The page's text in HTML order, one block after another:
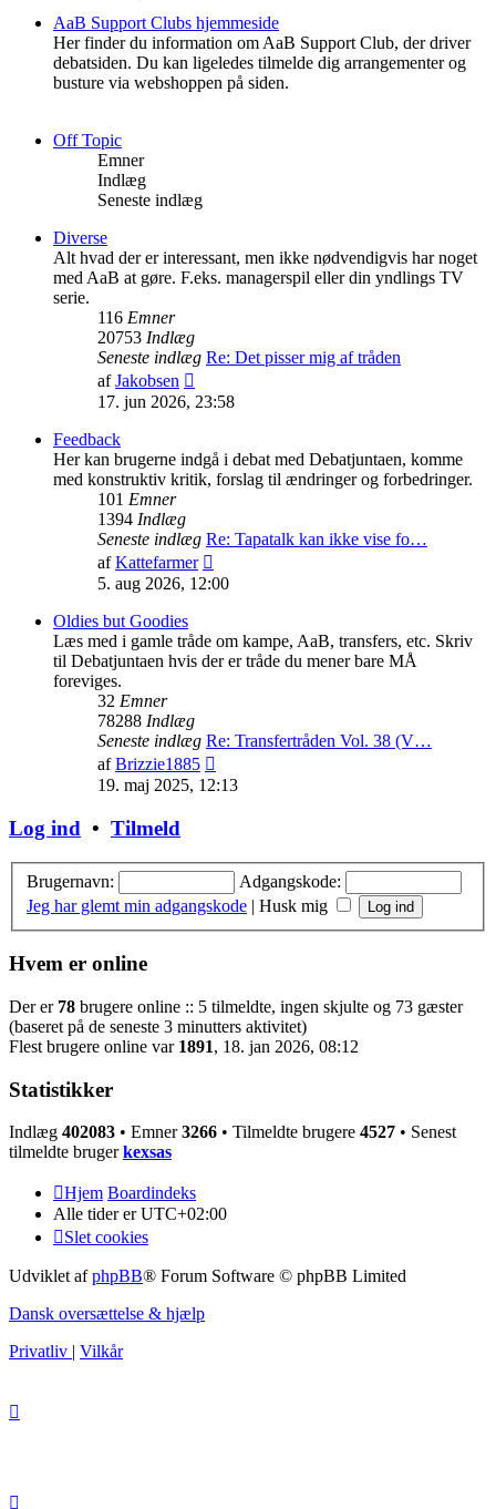
indlæg
AaB Support Clubs hjemmeside
Her finder du information om AaB Support Club, der driver
debatsiden. Du kan ligeledes tilmelde dig arrangementer og
busture via webshoppen på siden.
Off Topic
Emner
Indlæg
Seneste indlæg
Diverse
Alt hvad der er interessant, men ikke nødvendigvis har noget
med AaB at gøre. F.eks. managerspil eller din yndlings TV
serie.
116 Emner
20753 Indlæg
Seneste indlæg Re: Det pisser mig af tråden
afJakobsen
det
17. jun 2026, 23:58
Feedback
Her kan brugerne indgå i debat med Debatjuntaen, komme
med konstruktiv kritik, forslag til ændringer og forbedringer.
101 Emner
1394 Indlæg
Seneste indlæg Re: Tapatalk kan ikke vise fo…
afKattefarmer
det
5. aug 2026, 12:00
Oldies but Goodies
Læs med i gamle tråde om kampe, AaB, transfers, etc. Skriv
til Debatjuntaen hvis der er tråde du mener bare MÅ
foreviges.
32 Emner
78288 Indlæg
Seneste indlæg Re: Transfertråden Vol. 38 (V…
afBrizzie1885
det
19. maj 2025, 12:13
Log ind • Tilmeld
Brugernavn:
Adgangskode:
Jeg har glemt min adgangskode | Husk mig
Hvem er online
Der er 78 brugere online :: 5 tilmeldte, ingen skjulte og 73 gæster
(baseret på de seneste 3 minutters aktivitet)
Flest brugere online var 1891, 18. jan 2026, 08:12
Statistikker
Indlæg 402083 • Emner3266 • Tilmeldte brugere 4527 • Senest
tilmeldte brugerkexsas
Hjem Boardindeks
Alle tider erUTC+02:00
Slet cookies
Udviklet afphpBB® Forum Software © phpBB Limited
Dansk oversættelse & hjælp
Privatliv | Vilkår